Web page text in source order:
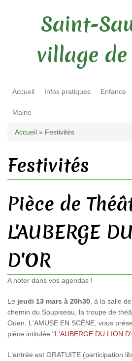
Saint-
village
Accueil Infos pratiques Enfance
Mairie
Vous êtes ici
Accueil » Festivités
Festivités
Pièce de
L'AUBERGE
D'OR
A noter dans vos agendas !
Le jeudi 13 mars à 20h30 , à la salle
chemin du Soupiseau, la troupe de
Ouen, L'AMUSE EN SCÈNE, vous
pièce intitulée "L'AUBERGE DU LION
L'entrée est GRATUITE (participation